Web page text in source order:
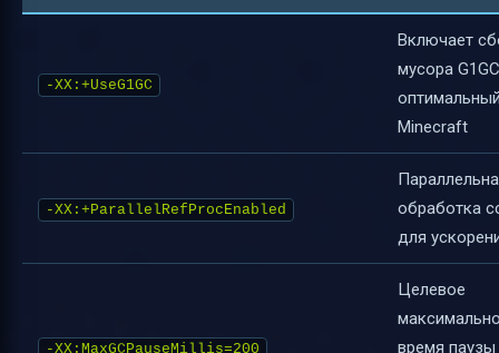
-XX:+UseG1GC
Включает
мусора
Minecraft
-XX:+ParallelRefProcEnabled
обработка
для
-XX:MaxGCPauseMillis=200
Целевое
время паузы